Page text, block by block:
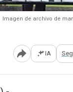
Imagen de archivo de
Abrir IA